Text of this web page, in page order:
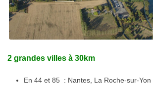
2 grandes villes à 30km
En 44 et 85 : Nantes, La Roche-sur-Yon